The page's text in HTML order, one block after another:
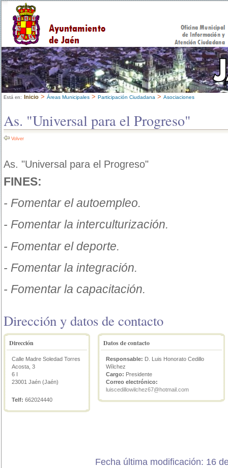
Está en: Inicio > Áreas Municipales > Participación Ciudadana > Asociaciones
As. "Universal para el Progreso"
Volver
As. "Universal para el Progreso"
FINES:
- Fomentar el autoempleo.
- Fomentar la interculturización.
- Fomentar el deporte.
- Fomentar la integración.
- Fomentar la capacitación.
Dirección y datos de contacto
Dirección
Calle Madre Soledad Torres
Acosta, 3
6 I
23001 Jaén (Jaén)
Telf: 662024440
Datos de contacto
Responsable: D. Luis Honorato Cedillo
Wílchez
Cargo: Presidente
Correo electrónico:
luiscedillowilchez67@hotmail.com
Fecha última modificación: 16